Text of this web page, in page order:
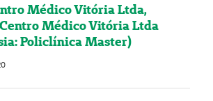
Médico Vitória Ltda,
Médico Vitória Ltda
Policlínica Master)